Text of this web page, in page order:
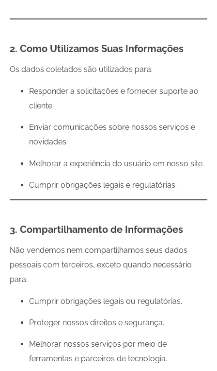
2. Como Utilizamos Suas Informações
Os dados coletados são utilizados para:
Responder a solicitações e fornecer suporte ao
cliente.
Enviar comunicações sobre nossos serviços e
novidades.
Melhorar a experiência do usuário em nosso site.
Cumprir obrigações legais e regulatórias.
3. Compartilhamento de Informações
Não vendemos nem compartilhamos seus dados
pessoais com terceiros, exceto quando necessário
para:
Cumprir obrigações legais ou regulatórias.
Proteger nossos direitos e segurança.
Melhorar nossos serviços por meio de
ferramentas e parceiros de tecnologia.